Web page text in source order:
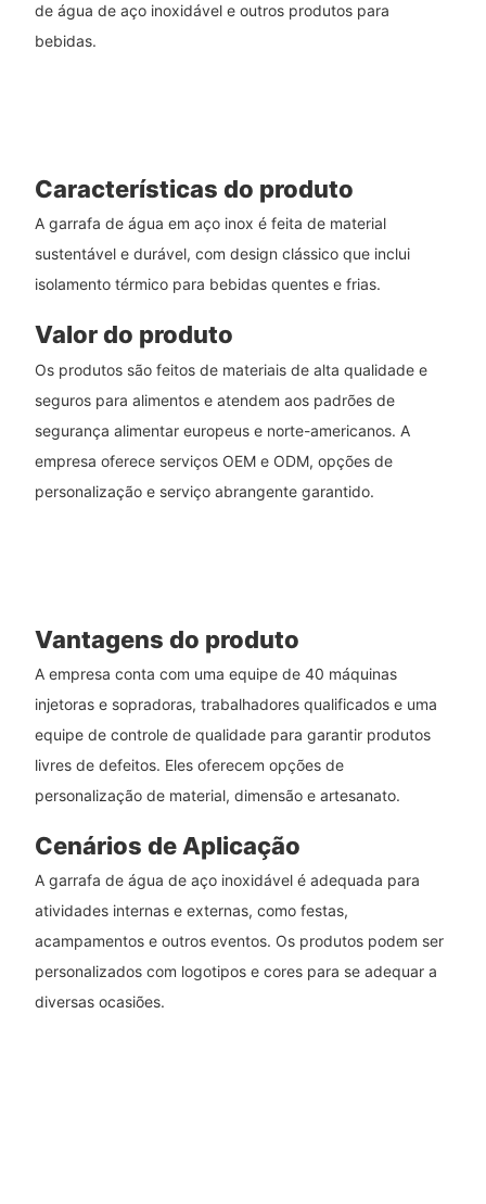
de água de aço inoxidável e outros produtos para
bebidas.
Características do produto
A garrafa de água em aço inox é feita de material
sustentável e durável, com design clássico que inclui
isolamento térmico para bebidas quentes e frias.
Valor do produto
Os produtos são feitos de materiais de alta qualidade e
seguros para alimentos e atendem aos padrões de
segurança alimentar europeus e norte-americanos. A
empresa oferece serviços OEM e ODM, opções de
personalização e serviço abrangente garantido.
Vantagens do produto
A empresa conta com uma equipe de 40 máquinas
injetoras e sopradoras, trabalhadores qualificados e uma
equipe de controle de qualidade para garantir produtos
livres de defeitos. Eles oferecem opções de
personalização de material, dimensão e artesanato.
Cenários de Aplicação
A garrafa de água de aço inoxidável é adequada para
atividades internas e externas, como festas,
acampamentos e outros eventos. Os produtos podem ser
personalizados com logotipos e cores para se adequar a
diversas ocasiões.